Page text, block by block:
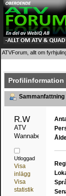
ATVForum, allt om
Profilinformation
Sammanfattning
R.W
ATV
Wannabe
Utloggad
Visa
inlägg
Visa
statistik